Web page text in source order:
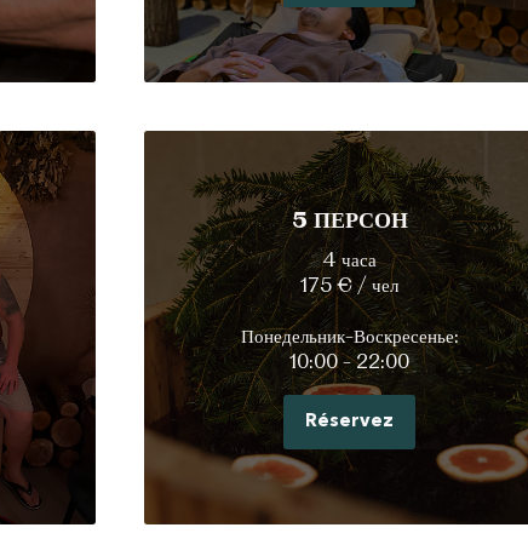
5 ПЕРСОН
4 часа
175 € / чел
Понедельник-Воскресенье:
10:00 - 22:00
Réservez